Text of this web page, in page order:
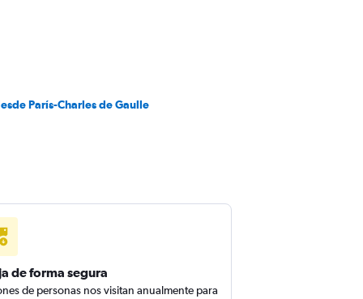
París-Charles de Gaulle
de forma segura
de personas nos visitan anualmente para